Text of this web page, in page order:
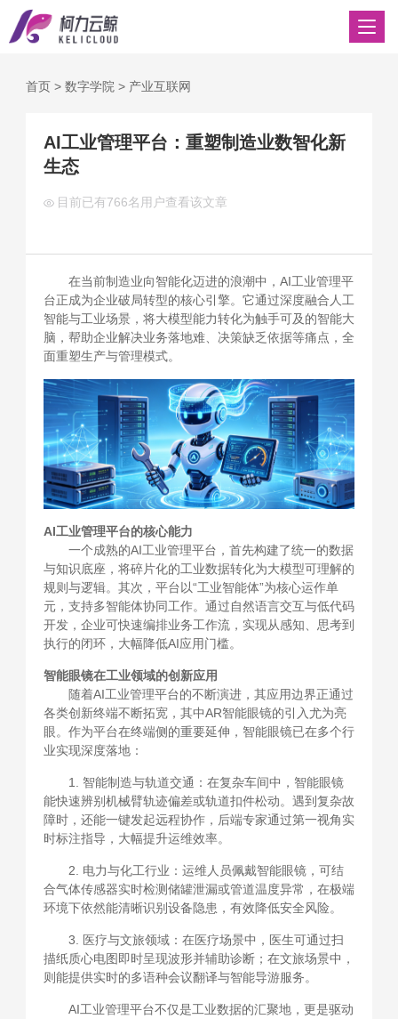
首页> 数字学院 > 产业互联网
AI工业管理平台：重塑制造业数智化新
生态
目前已有766名用户查看该文章
在当前制造业向智能化迈进的浪潮中，AI工业管理平
台正成为企业破局转型的核心引擎。它通过深度融合人工
智能与工业场景，将大模型能力转化为触手可及的智能大
脑，帮助企业解决业务落地难、决策缺乏依据等痛点，全
面重塑生产与管理模式。
AI工业管理平台的核心能力
一个成熟的AI工业管理平台，首先构建了统一的数据
与知识底座，将碎片化的工业数据转化为大模型可理解的
规则与逻辑。其次，平台以“工业智能体”为核心运作单
元，支持多智能体协同工作。通过自然语言交互与低代码
开发，企业可快速编排业务工作流，实现从感知、思考到
执行的闭环，大幅降低AI应用门槛。
智能眼镜在工业领域的创新应用
随着AI工业管理平台的不断演进，其应用边界正通过
各类创新终端不断拓宽，其中AR智能眼镜的引入尤为亮
眼。作为平台在终端侧的重要延伸，智能眼镜已在多个行
业实现深度落地：
1. 智能制造与轨道交通：在复杂车间中，智能眼镜
能快速辨别机械臂轨迹偏差或轨道扣件松动。遇到复杂故
障时，还能一键发起远程协作，后端专家通过第一视角实
时标注指导，大幅提升运维效率。
2. 电力与化工行业：运维人员佩戴智能眼镜，可结
合气体传感器实时检测储罐泄漏或管道温度异常，在极端
环境下依然能清晰识别设备隐患，有效降低安全风险。
3. 医疗与文旅领域：在医疗场景中，医生可通过扫
描纸质心电图即时呈现波形并辅助诊断；在文旅场景中，
则能提供实时的多语种会议翻译与智能导游服务。
AI工业管理平台不仅是工业数据的汇聚地，更是驱动